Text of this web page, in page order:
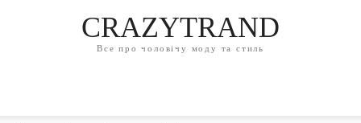
CRAZYTRAND
Все про чоловічу моду та стиль